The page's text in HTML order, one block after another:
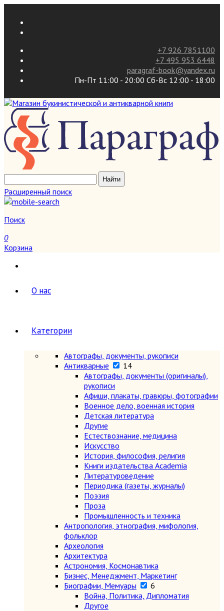
+7 926 7851100
+7 495 953 6448
paragraf-book@yandex.ru
Пн-Пт 11:00 - 20:00 Сб-Вс 12:00 - 18:00
Расширенный поиск
Поиск
0
Корзина
О нас
Категории
Автографы, документы, рукописи
Антикварные
14
Автографы, документы (оригиналы),
рукописи
Афиши, плакаты, гравюры, фотографии
Военное дело, военная история
Детская литература
Другие
Естествознание, медицина
Искусство
История, философия, религия
Книги издательства Academia
Литературоведение
Периодика (газеты, журналы)
Поэзия
Проза
Промышленность и техника
Антропология, этнография, мифология,
фольклор
Археология
Архитектура
Астрономия, Космонавтика
Бизнес, Менеджмент, Маркетинг
Биографии, Мемуары
6
Война, Политика, Дипломатия
Другое